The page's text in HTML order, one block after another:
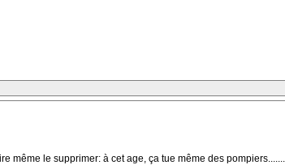
le supprimer: à cet age, ça tue même des pompiers.......